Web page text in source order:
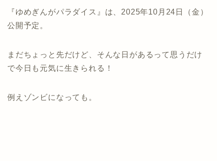
『ゆめぎんがパラダイス』は、2025年10月24日（金）
公開予定。
まだちょっと先だけど、そんな日があるって思うだけ
で今日も元気に生きられる！
例えゾンビになっても。